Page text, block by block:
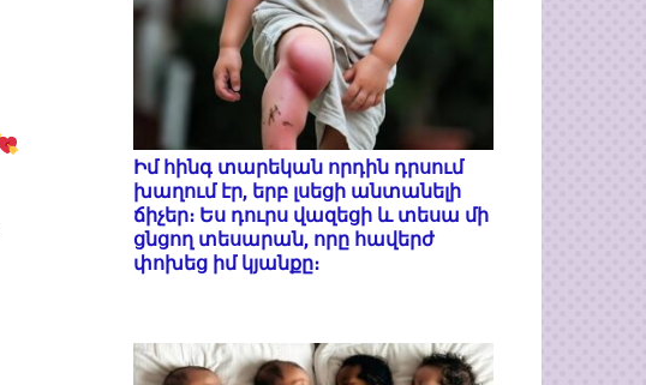
Իմ հինգ տարեկան որդին դրսում
խաղում էր, երբ լսեցի անտանելի
ճիչեր։ Ես դուրս վազեցի և տեսա մի
ցնցող տեսարան, որը հավերժ
փոխեց իմ կյանքը։